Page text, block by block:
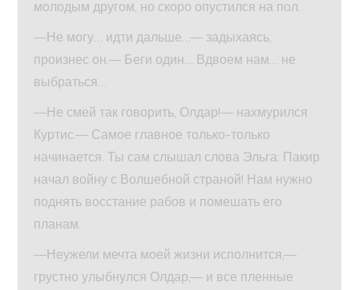
молодым другом, но скоро опустился на пол.
—Не могу… идти дальше…— задыхаясь,
произнес он.— Беги один… Вдвоем нам… не
выбраться…
—Не смей так говорить, Олдар!— нахмурился
Куртис.— Самое главное только-только
начинается. Ты сам слышал слова Эльга: Пакир
начал войну с Волшебной страной! Нам нужно
поднять восстание рабов и помешать его
планам.
—Неужели мечта моей жизни исполнится,—
грустно улыбнулся Олдар,— и все пленные